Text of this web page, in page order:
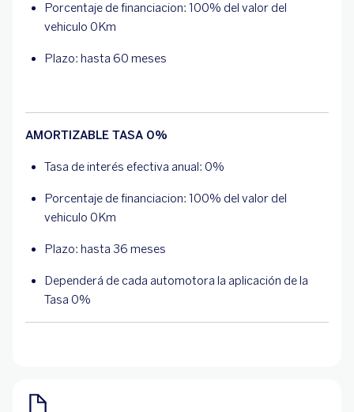
Porcentaje de financiacion: 100% del valor del
vehiculo 0Km
Plazo: hasta 60 meses
AMORTIZABLE TASA 0%
Tasa de interés efectiva anual: 0%
Porcentaje de financiacion: 100% del valor del
vehiculo 0Km
Plazo: hasta 36 meses
Dependerá de cada automotora la aplicación de la
Tasa 0%